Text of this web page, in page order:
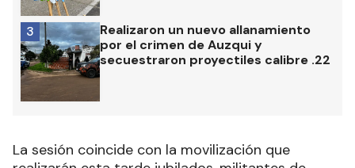
Realizaron un nuevo allanamiento
por el crimen de Auzqui y
secuestraron proyectiles calibre .22
3
La sesión coincide con la movilización que